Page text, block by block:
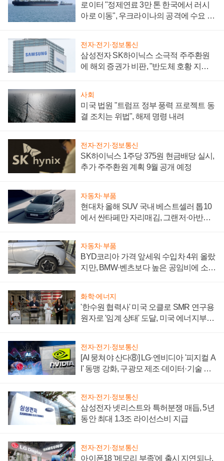
로이터 "정제연료 3만 톤 한국에서 러시
아로 이동", 우크라이나의 공격에 수요 늘
전자·전기·정보통신
삼성전자 SK하이닉스 소극적 주주환원
에 해외 증권가 비판, "반도체 호황 지속
사회
미국 법원 "트럼프 정부 풍력 프로젝트 동
결 조치는 위법", 해제 명령 내려
전자·전기·정보통신
SK하이닉스 1주당 375원 현금배당 실시,
추가 주주환원 계획 9월 공개 예정
자동차·부품
현대차 올해 SUV 국내 베스트셀러 톱10
에서 싼타페만 자리매김, 그랜저·아반떼
자동차·부품
BYD코리아 가격 앞세워 수입차 4위 올랐
지만, BMW·벤츠보다 높은 공임비에 소비
화학·에너지
'한수원 협력사' 미국 오클로 SMR 연구용
원자로 '임계 상태' 도달, 미국 에너지부
전자·전기·정보통신
[AI 뭉쳐야 산다⑧] LG·엔비디아 '피지컬 A
I' 동맹 강화, 구광모 제조·데이터·기술 결
전자·전기·정보통신
삼성전자 넷리스트와 특허분쟁 매듭, 5년
동안 최대 1.3조 라이선스비 지급
전자·전기·정보통신
아이폰18 '메모리 부족'에 출시 지연되나,